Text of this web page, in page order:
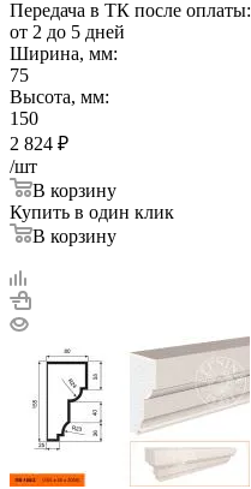
Передача в ТК после оплаты:
от 2 до 5 дней
Ширина, мм:
75
Высота, мм:
150
2 824 ₽
/шт
В корзину
Купить в один клик
В корзину